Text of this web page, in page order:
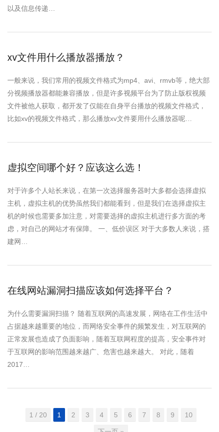
以及信息传递…
xv文件用什么播放器播放？
一般来说，我们常用的视频文件格式为mp4、avi、rmvb等，绝大部
分视频播放器都能兼容播放，但是许多视频平台为了防止版权视频
文件被他人获取，都开发了仅能在自身平台播放的视频文件格式，
比如xv的视频文件格式，那么播放xv文件要用什么播放器呢…
虚拟空间哪个好？应该这么选！
对于许多个人站长来说，在第一次选择服务器时大多都会选择虚拟
主机，虚拟主机的优势虽然我们都能看到，但是我们在选择虚拟主
机的时候也需要多加注意，对需要选择的虚拟主机进行多方面的考
虑，对自己的网站才有保障。 一、低价误区 对于大多数人来说，搭
建网…
在线网站漏洞扫描应该如何选择平台？
为什么需要漏洞扫描？ 随着互联网的高速发展，网络在工作生活中
占据越来越重要的地位，而网络安全事件的频繁发生，对互联网的
正常发展也造成了负面影响，随着互联网程度的提高，安全事件对
于互联网的影响范围越来越广、危害也越来越大。 对此，随着
2017…
1 / 20 1 2 3 4 5 6 7 8 9 10